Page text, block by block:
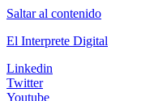
Saltar al contenido
El Interprete Digital
Linkedin
Twitter
Youtube